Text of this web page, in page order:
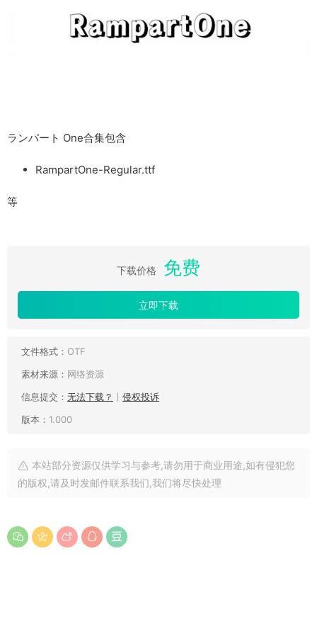
ランパート One合集包含
RampartOne-Regular.ttf
等
下载价格 免费
立即下载
文件格式： OTF
素材来源： 网络资源
信息提交： 无法下载？
侵权投诉
版本： 1.000
本站部分资源仅供学习与参考,请勿用于商业用途,如有侵犯您
的版权,请及时发邮件联系我们,我们将尽快处理